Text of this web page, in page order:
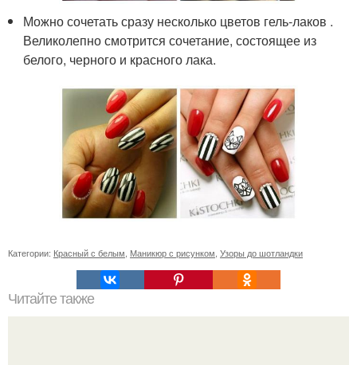
Можно сочетать сразу несколько цветов гель-лаков .
Великолепно смотрится сочетание, состоящее из
белого, черного и красного лака.
Категории: Красный с белым, Маникюр с рисунком, Узоры до шотландки
Читайте также